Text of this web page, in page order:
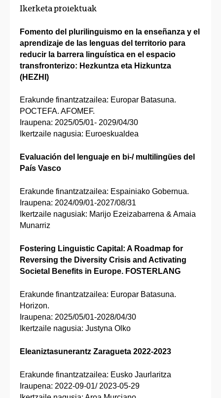
Ikerketa proiektuak
Fomento del plurilinguismo en la enseñanza y el
aprendizaje de las lenguas del territorio para
reducir la barrera linguística en el espacio
transfronterizo: Hezkuntza eta Hizkuntza
(HEZHI)
Erakunde finantzatzailea: Europar Batasuna.
POCTEFA. AFOMEF.
Iraupena: 2025/05/01- 2029/04/30
Ikertzaile nagusia: Euroeskualdea
Evaluación del lenguaje en bi-/ multilingües del
País Vasco
Erakunde finantzatzailea: Espainiako Gobernua.
Iraupena: 2024/09/01-2027/08/31
Ikertzaile nagusiak: Marijo Ezeizabarrena & Amaia
Munarriz
Fostering Linguistic Capital: A Roadmap for
Reversing the Diversity Crisis and Activating
Societal Benefits in Europe. FOSTERLANG
Erakunde finantzatzailea: Europar Batasuna.
Horizon.
Iraupena: 2025/05/01-2028/04/30
Ikertzaile nagusia: Justyna Olko
Eleaniztasunerantz Zaragueta 2022-2023
Erakunde finantzatzailea: Eusko Jaurlaritza
Iraupena: 2022-09-01/ 2023-05-29